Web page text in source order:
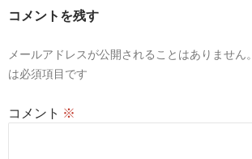
ョ
コメントを残す
メールアドレスが公開されることはありません。
は必須項目です
コメント ※